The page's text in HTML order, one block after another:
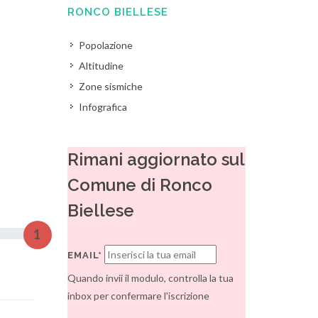
1
RONCO BIELLESE
Popolazione
Altitudine
Zone sismiche
Infografica
Rimani aggiornato sul
Comune di Ronco
Biellese
EMAIL*
Quando invii il modulo, controlla la tua
inbox per confermare l'iscrizione